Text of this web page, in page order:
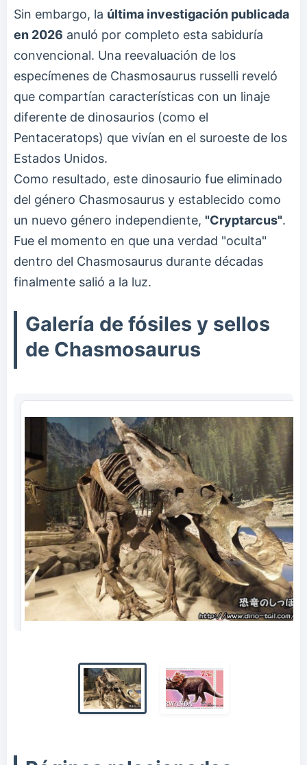
Sin embargo, la última investigación publicada
en 2026 anuló por completo esta sabiduría
convencional. Una reevaluación de los
especímenes de Chasmosaurus russelli reveló
que compartían características con un linaje
diferente de dinosaurios (como el
Pentaceratops) que vivían en el suroeste de los
Estados Unidos.
Como resultado, este dinosaurio fue eliminado
del género Chasmosaurus y establecido como
un nuevo género independiente, "Cryptarcus".
Fue el momento en que una verdad "oculta"
dentro del Chasmosaurus durante décadas
finalmente salió a la luz.
Galería de fósiles y sellos
de Chasmosaurus
Esqueleto fósil completo de Chasmosaurus